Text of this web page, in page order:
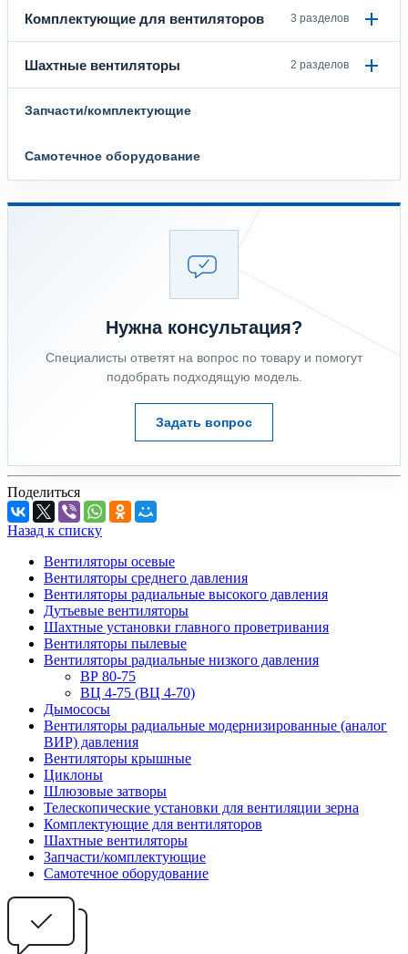
Комплектующие для вентиляторов 3 разделов
Шахтные вентиляторы 2 разделов
Запчасти/комплектующие
Самотечное оборудование
Нужна консультация?
Специалисты ответят на вопрос по товару и помогут
подобрать подходящую модель.
Задать вопрос
Поделиться
Назад к списку
Вентиляторы осевые
Вентиляторы среднего давления
Вентиляторы радиальные высокого давления
Дутьевые вентиляторы
Шахтные установки главного проветривания
Вентиляторы пылевые
Вентиляторы радиальные низкого давления
ВР 80-75
ВЦ 4-75 (ВЦ 4-70)
Дымососы
Вентиляторы радиальные модернизированные (аналог
ВИР) давления
Вентиляторы крышные
Циклоны
Шлюзовые затворы
Телескопические установки для вентиляции зерна
Комплектующие для вентиляторов
Шахтные вентиляторы
Запчасти/комплектующие
Самотечное оборудование